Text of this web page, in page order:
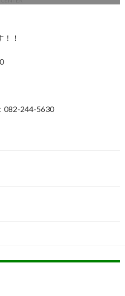
！
082-244-5630